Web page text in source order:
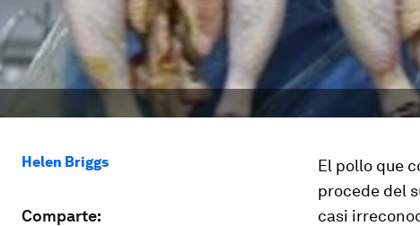
Helen Briggs
Comparte:
El pollo que
procede del
casi